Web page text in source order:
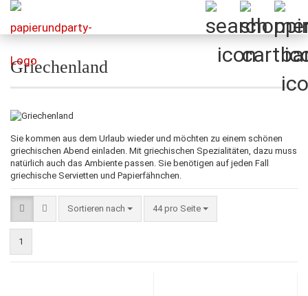
Griechenland
Sie kommen aus dem Urlaub wieder und möchten zu einem schönen
griechischen Abend einladen. Mit griechischen Spezialitäten, dazu muss
natürlich auch das Ambiente passen. Sie benötigen auf jeden Fall
griechische Servietten und Papierfähnchen.
Sortieren nach
Sortieren nach 44 pro Seite
pro Seite
1